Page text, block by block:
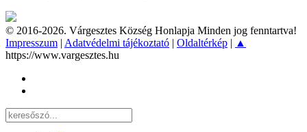
© 2016-2026. Várgesztes Község Honlapja Minden jog fenntartva!
Impresszum | Adatvédelmi tájékoztató | Oldaltérkép | ▲
https://www.vargesztes.hu